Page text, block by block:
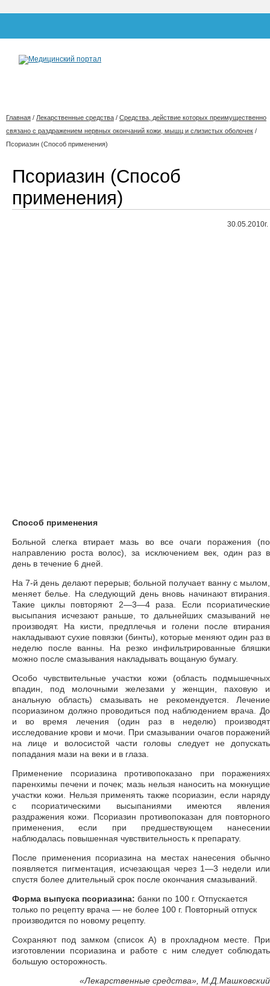
Главная / Лекарственные средства / Средства, действие которых преимущественно
связано с раздражением нервных окончаний кожи, мышц и слизистых оболочек /
Псориазин (Способ применения)
Псориазин (Способ
применения)
30.05.2010г.
Способ применения
Больной слегка втирает мазь во все очаги поражения (по
направлению роста волос), за исключением век, один раз в
день в течение 6 дней.
На 7-й день делают перерыв; больной получает ванну с мылом,
меняет белье. На следующий день вновь начинают втирания.
Такие циклы повторяют 2—3—4 раза. Если псориатические
высыпания исчезают раньше, то дальнейших смазываний не
производят. На кисти, предплечья и голени после втирания
накладывают сухие повязки (бинты), которые меняют один раз в
неделю после ванны. На резко инфильтрированные бляшки
можно после смазывания накладывать вощаную бумагу.
Особо чувствительные участки кожи (область подмышечных
впадин, под молочными железами у женщин, паховую и
анальную область) смазывать не рекомендуется. Лечение
псориазином должно проводиться под наблюдением врача. До
и во время лечения (один раз в неделю) производят
исследование крови и мочи. При смазывании очагов поражений
на лице и волосистой части головы следует не допускать
попадания мази на веки и в глаза.
Применение псориазина противопоказано при поражениях
паренхимы печени и почек; мазь нельзя наносить на мокнущие
участки кожи. Нельзя применять также псориазин, если наряду
с псориатическими высыпаниями имеются явления
раздражения кожи. Псориазин противопоказан для повторного
применения, если при предшествующем нанесении
наблюдалась повышенная чувствительность к препарату.
После применения псориазина на местах нанесения обычно
появляется пигментация, исчезающая через 1—3 недели или
спустя более длительный срок после окончания смазываний.
Форма выпуска псориазина: банки по 100 г. Отпускается
только по рецепту врача — не более 100 г. Повторный отпуск
производится по новому рецепту.
Сохраняют под замком (список А) в прохладном месте. При
изготовлении псориазина и работе с ним следует соблюдать
большую осторожность.
«Лекарственные средства», М.Д.Машковский